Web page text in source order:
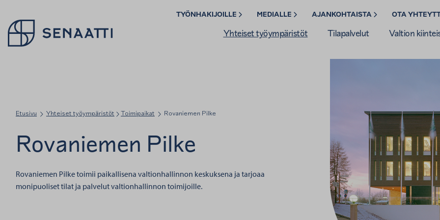
TYÖNHAKIJOILLE MEDIALLE AJANKOHTAISTA OTA
Palaa takaisin etusivulle
Yhteiset työympäristöt Tilapalvelut Valtion
Etusivu Yhteiset työympäristöt Toimipaikat Rovaniemen Pilke
Rovaniemen Pilke
Rovaniemen Pilke toimii paikallisena valtionhallinnon keskuksena ja tarjoaa
monipuoliset tilat ja palvelut valtionhallinnon toimijoille.